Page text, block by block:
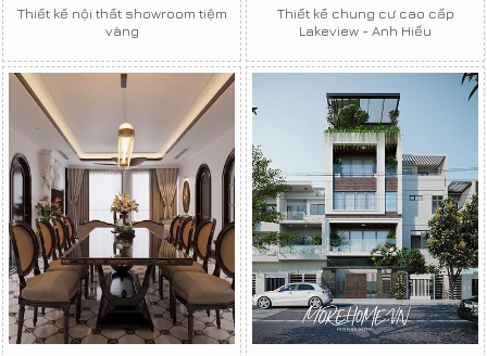
Thiết kế nội thất showroom tiệm
vàng
Thiết kế chung cư cao cấp
Lakeview - Anh Hiếu